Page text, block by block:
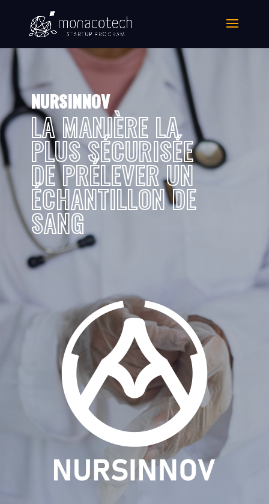
NURSINNOV
LA MANIÈRE LA
PLUS SÉCURISÉE
DE PRÉLEVER UN
ÉCHANTILLON DE
SANG